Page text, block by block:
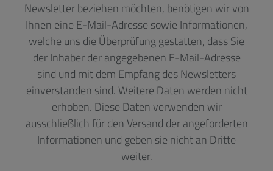
Newsletter beziehen möchten, benötigen wir von
Ihnen eine E-Mail-Adresse sowie Informationen,
welche uns die Überprüfung gestatten, dass Sie
der Inhaber der angegebenen E-Mail-Adresse
sind und mit dem Empfang des Newsletters
einverstanden sind. Weitere Daten werden nicht
erhoben. Diese Daten verwenden wir
ausschließlich für den Versand der angeforderten
Informationen und geben sie nicht an Dritte
weiter.